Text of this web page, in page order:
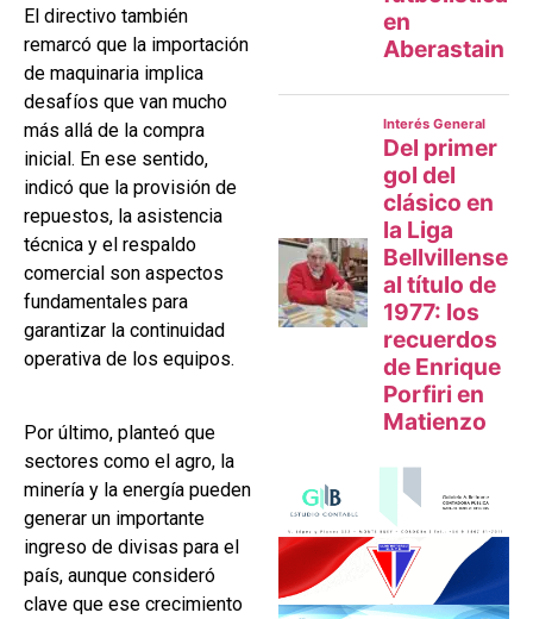
El directivo también
remarcó que la importación
de maquinaria implica
desafíos que van mucho
más allá de la compra
inicial. En ese sentido,
indicó que la provisión de
repuestos, la asistencia
técnica y el respaldo
comercial son aspectos
fundamentales para
garantizar la continuidad
operativa de los equipos.
Por último, planteó que
sectores como el agro, la
minería y la energía pueden
generar un importante
ingreso de divisas para el
país, aunque consideró
clave que ese crecimiento